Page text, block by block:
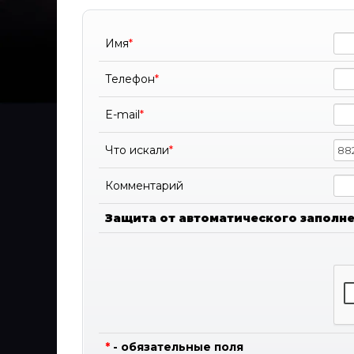
Имя*
Телефон*
E-mail*
Что искали*
Комментарий
Защита от автоматического
* - обязательные поля